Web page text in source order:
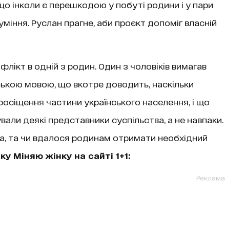
інколи є перешкодою у побуті родини і у пари
Руслан прагне, аби проєкт допоміг власній
в одній з родин. Один з чоловіків вимагав
мовою, що вкотре доводить, наскільки
частини українського населення, і що
деякі представники суспільства, а не навпаки.
та чи вдалося родинам отримати необхідний
Міняю жінку на сайті 1+1:
Реклама